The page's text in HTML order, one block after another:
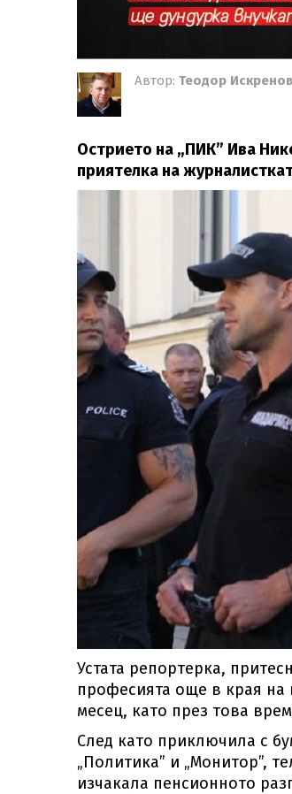
Автор: Теодор Искренов
Острието на „ПИК” Ива
приятелка на
Устата репортерка,
професията още в края
месец, като през това
След като приключила с
„Политика” и „Монитор”,
изчакала пенсионното